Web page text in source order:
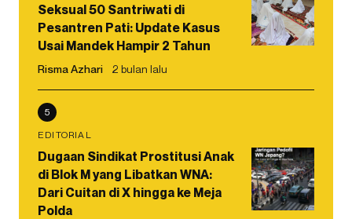
Seksual 50 Santriwati di
Pesantren Pati: Update Kasus
Usai Mandek Hampir 2 Tahun
Risma Azhari 2 bulan lalu
5
EDITORIAL
Dugaan Sindikat Prostitusi Anak
di Blok M yang Libatkan WNA:
Dari Cuitan di X hingga ke Meja
Polda